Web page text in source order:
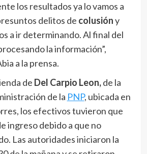
los resultados ya lo vamos a
delitos de colusióny
a ir determinando. Al final del
la información”,
a la prensa.
de Del Carpio Leon,de la
de la PNP, ubicada en
los efectivos tuvieron que
ingreso debido a que no
Las autoridades iniciaron la